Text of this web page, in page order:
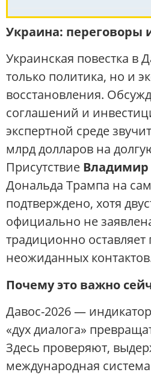
Украина: переговоры
Украинская повестка в
только политика, но и
восстановления.
соглашений и
экспертной среде
млрд долларов на
Присутствие Владимир
Дональда Трампа на
подтверждено, хотя
официально не
традиционно оставляет
неожиданных
Почему это важно
Давос-2026 —
«дух диалога»
Здесь проверяют,
международная